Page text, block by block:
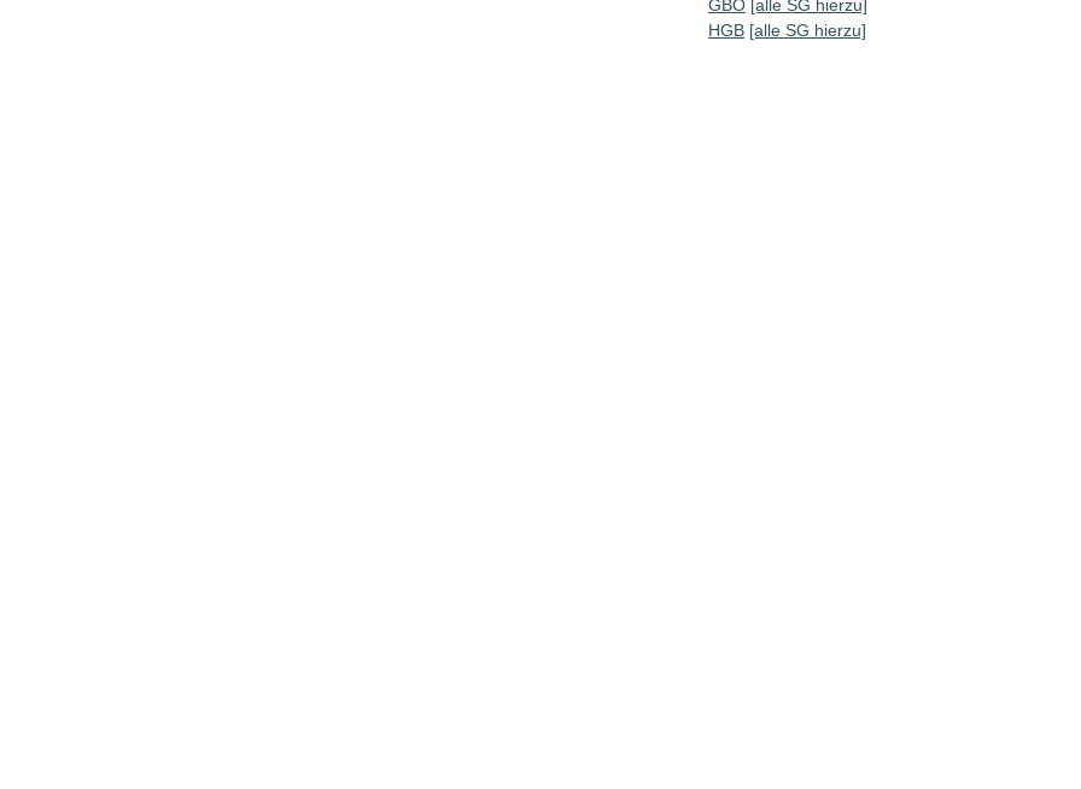
GBO [alle SG hierzu]
HGB [alle SG hierzu]